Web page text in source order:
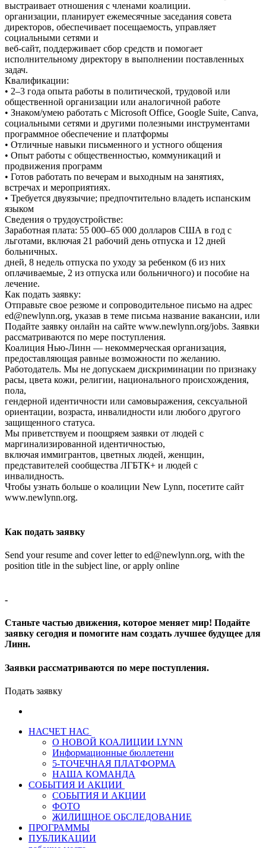
выстраивает отношения с членами коалиции.
организации, планирует ежемесячные заседания совета
директоров, обеспечивает посещаемость, управляет
социальными сетями и
веб-сайт, поддерживает сбор средств и помогает
исполнительному директору в выполнении поставленных
задач.
Квалификации:
• 2–3 года опыта работы в политической, трудовой или
общественной организации или аналогичной работе
• Знаком/умею работать с Microsoft Office, Google Suite, Canva,
социальными сетями и другими полезными инструментами
программное обеспечение и платформы
• Отличные навыки письменного и устного общения
• Опыт работы с общественностью, коммуникаций и
продвижения программ
• Готов работать по вечерам и выходным на занятиях,
встречах и мероприятиях.
• Требуется двуязычие; предпочтительно владеть испанским
языком
Сведения о трудоустройстве:
Заработная плата: 55 000–65 000 долларов США в год с
льготами, включая 21 рабочий день отпуска и 12 дней
больничных.
дней, 8 недель отпуска по уходу за ребенком (6 из них
оплачиваемые, 2 из отпуска или больничного) и пособие на
лечение.
Как подать заявку:
Отправьте свое резюме и сопроводительное письмо на адрес
ed@newlynn.org, указав в теме письма название вакансии, или
Подайте заявку онлайн на сайте www.newlynn.org/jobs. Заявки
рассматриваются по мере поступления.
Коалиция Нью-Линн — некоммерческая организация,
предоставляющая равные возможности по желанию.
Работодатель. Мы не допускаем дискриминации по признаку
расы, цвета кожи, религии, национального происхождения,
пола,
гендерной идентичности или самовыражения, сексуальной
ориентации, возраста, инвалидности или любого другого
защищенного статуса.
Мы приветствуем и поощряем заявки от людей с
маргинализированной идентичностью,
включая иммигрантов, цветных людей, женщин,
представителей сообщества ЛГБТК+ и людей с
инвалидность.
Чтобы узнать больше о коалиции New Lynn, посетите сайт
www.newlynn.org.
Как подать заявку
Send your resume and cover letter to ed@newlynn.org, with the
position title in the subject line, or apply online
-
Станьте частью движения, которое меняет мир! Подайте
заявку сегодня и помогите нам создать лучшее будущее для
Линн.
Заявки рассматриваются по мере поступления.
Подать заявку
НАСЧЕТ НАС
О НОВОЙ КОАЛИЦИИ LYNN
Информационные бюллетени
5-ТОЧЕЧНАЯ ПЛАТФОРМА
НАША КОМАНДА
СОБЫТИЯ И АКЦИИ
СОБЫТИЯ И АКЦИИ
ФОТО
ЖИЛИЩНОЕ ОБСЛЕДОВАНИЕ
ПРОГРАММЫ
ПУБЛИКАЦИИ